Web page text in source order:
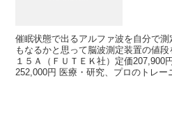
催眠状態で出るアルファ波を自分で
もなるかと思って脳波測定装置の値
１５Ａ（ＦＵＴＥＫ社）定価
252,000円 医療・研究、プロのトレー